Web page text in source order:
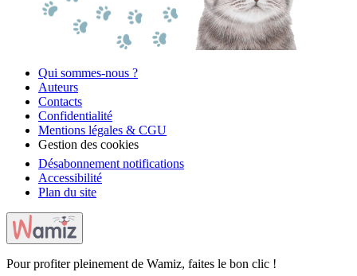
Qui sommes-nous ?
Auteurs
Contacts
Confidentialité
Mentions légales & CGU
Gestion des cookies
Désabonnement notifications
Accessibilité
Plan du site
Pour profiter pleinement de Wamiz, faites le bon clic !